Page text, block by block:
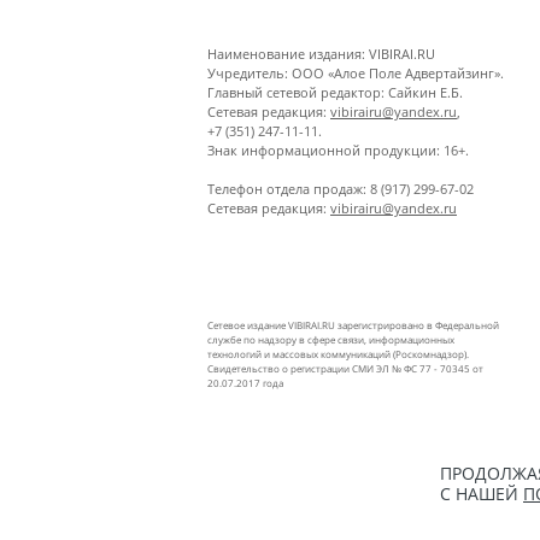
Наименование издания: VIBIRAI.RU
Учредитель: ООО «Алое Поле Адвертайзинг».
Главный сетевой редактор: Сайкин Е.Б.
Сетевая редакция: vibirairu@yandex.ru
+7 (351) 247-11-11.
Знак информационной продукции: 16+.
Телефон отдела продаж: 8 (917) 299-67-02
Сетевая редакция: vibirairu@yandex.ru
Сетевое издание VIBIRAI.RU зарегистрировано в Федеральной
службе по надзору в сфере связи, информационных
технологий и массовых коммуникаций (Роскомнадзор).
Свидетельство о регистрации СМИ ЭЛ № ФС 77 - 70345 от
20.07.2017 года
С НАШЕЙ